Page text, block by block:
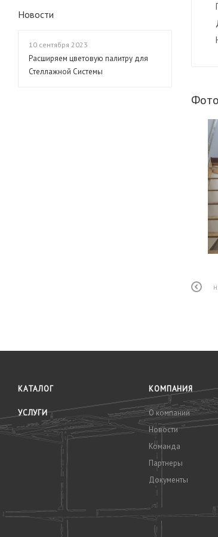
Новости
10 сентября 2023
Расширяем цветовую палитру для
Стеллажной Системы
КАТАЛОГ
УСЛУГИ
КОМПАНИЯ
О компании
Новости
Команда
Партнеры
Документы